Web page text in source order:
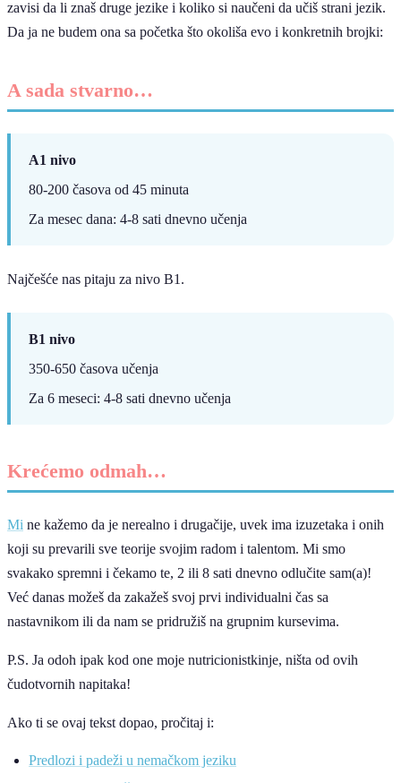
zavisi da li znaš druge jezike i koliko si naučeni da učiš strani jezik.
Da ja ne budem ona sa početka što okoliša evo i konkretnih brojki:
A sada stvarno…
A1 nivo
80-200 časova od 45 minuta
Za mesec dana: 4-8 sati dnevno učenja
Najčešće nas pitaju za nivo B1.
B1 nivo
350-650 časova učenja
Za 6 meseci: 4-8 sati dnevno učenja
Krećemo odmah…
Mi ne kažemo da je nerealno i drugačije, uvek ima izuzetaka i onih
koji su prevarili sve teorije svojim radom i talentom. Mi smo
svakako spremni i čekamo te, 2 ili 8 sati dnevno odlučite sam(a)!
Već danas možeš da zakažeš svoj prvi individualni čas sa
nastavnikom ili da nam se pridružiš na grupnim kursevima.
P.S. Ja odoh ipak kod one moje nutricionistkinje, ništa od ovih
čudotvornih napitaka!
Ako ti se ovaj tekst dopao, pročitaj i:
Predlozi i padeži u nemačkom jeziku